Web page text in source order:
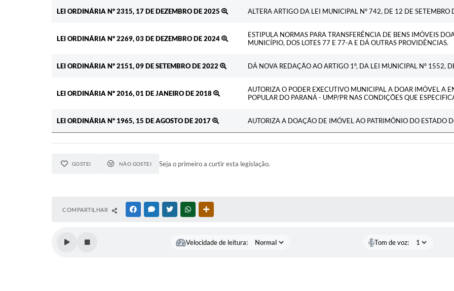
LEI ORDINÁRIA Nº 2315, 17 DE DEZEMBRO DE 2025
ALTERA ARTIGO DA LEI MUNICIPAL Nº 742, DE 12 DE SETEMBRO
LEI ORDINÁRIA Nº 2269, 03 DE DEZEMBRO DE 2024
ESTIPULA NORMAS PARA TRANSFERÊNCIA DE BENS IMÓVEIS
MUNICÍPIO, DOS LOTES 77 E 77-A E DÁ OUTRAS PROVIDÊNCIAS.
LEI ORDINÁRIA Nº 2151, 09 DE SETEMBRO DE 2022 DÁ NOVA REDAÇÃO AO ARTIGO 1º, DA LEI MUNICIPAL Nº 1552,
LEI ORDINÁRIA Nº 2016, 01 DE JANEIRO DE 2018
AUTORIZA O PODER EXECUTIVO MUNICIPAL A DOAR IMÓVEL A
POPULAR DO PARANÁ - UMP/PR NAS CONDIÇÕES QUE
LEI ORDINÁRIA Nº 1965, 15 DE AGOSTO DE 2017 AUTORIZA A DOAÇÃO DE IMÓVEL AO PATRIMÔNIO DO ESTADO
GOSTEI NÃO GOSTEI Seja o primeiro a curtir esta legislação.
COMPARTILHAR FACEBOOKMESSENGER
TWITTERWHATSAPP
Velocidade de leitura: Tom de voz: